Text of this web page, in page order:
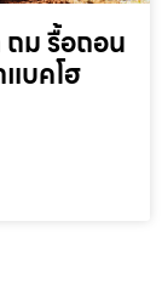
ม รื้อถอน
บคโฮ